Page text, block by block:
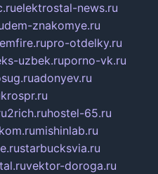
elektrostal-news.ru
znakomye.ru
emfire.rupro-otdelky.ru
uzbek.ruporno-vk.ru
adonyev.ru
krospr.ru
2rich.ruhostel-65.ru
mishinlab.ru
starbucksvia.ru
vektor-doroga.ru